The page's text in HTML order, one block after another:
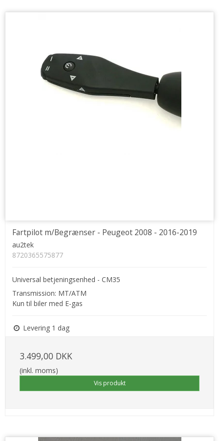
Fartpilot m/Begrænser - Peugeot 2008 - 2016-2019
au2tek
8720365575877
Universal betjeningsenhed - CM35
Transmission: MT/ATM
Kun til biler med E-gas
Levering 1 dag
3.499,00 DKK
(inkl. moms)
Vis produkt